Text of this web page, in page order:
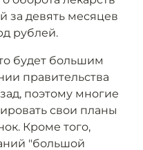
за девять месяцев
рублей.
будет большим
правительства
поэтому многие
свои планы
Кроме того,
"большой